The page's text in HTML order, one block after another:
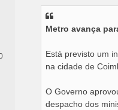
Metro avança
Está previsto um
na cidade de
O Governo
despacho dos